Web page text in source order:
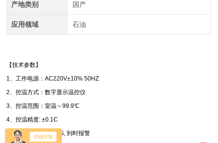
产地类别 国产
应用领域 石油
【技术参数】
1、工作电源：AC220V±10% 50HZ
2、控温方式：数字显示温控仪
3、控温范围：室温～99.9℃
4、控温精度: ±0.1C
5、时间设定:0～999S, 到时报警